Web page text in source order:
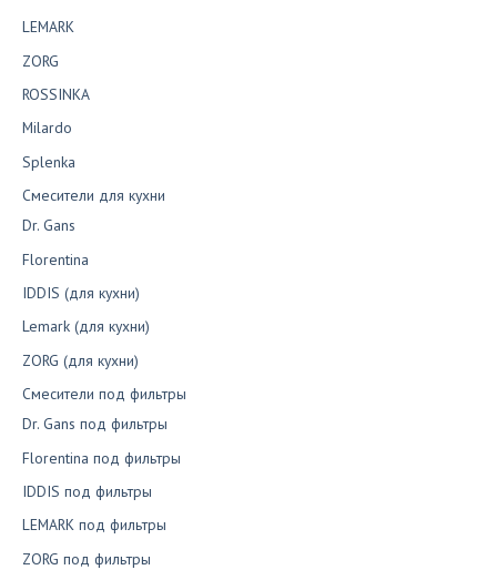
LEMARK
ZORG
ROSSINKA
Milardo
Splenka
Смесители для кухни
Dr. Gans
Florentina
IDDIS (для кухни)
Lemark (для кухни)
ZORG (для кухни)
Смесители под фильтры
Dr. Gans под фильтры
Florentina под фильтры
IDDIS под фильтры
LEMARK под фильтры
ZORG под фильтры